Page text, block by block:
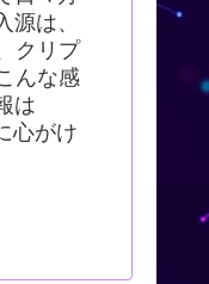
は、
クリプ
んな感
は
心がけ